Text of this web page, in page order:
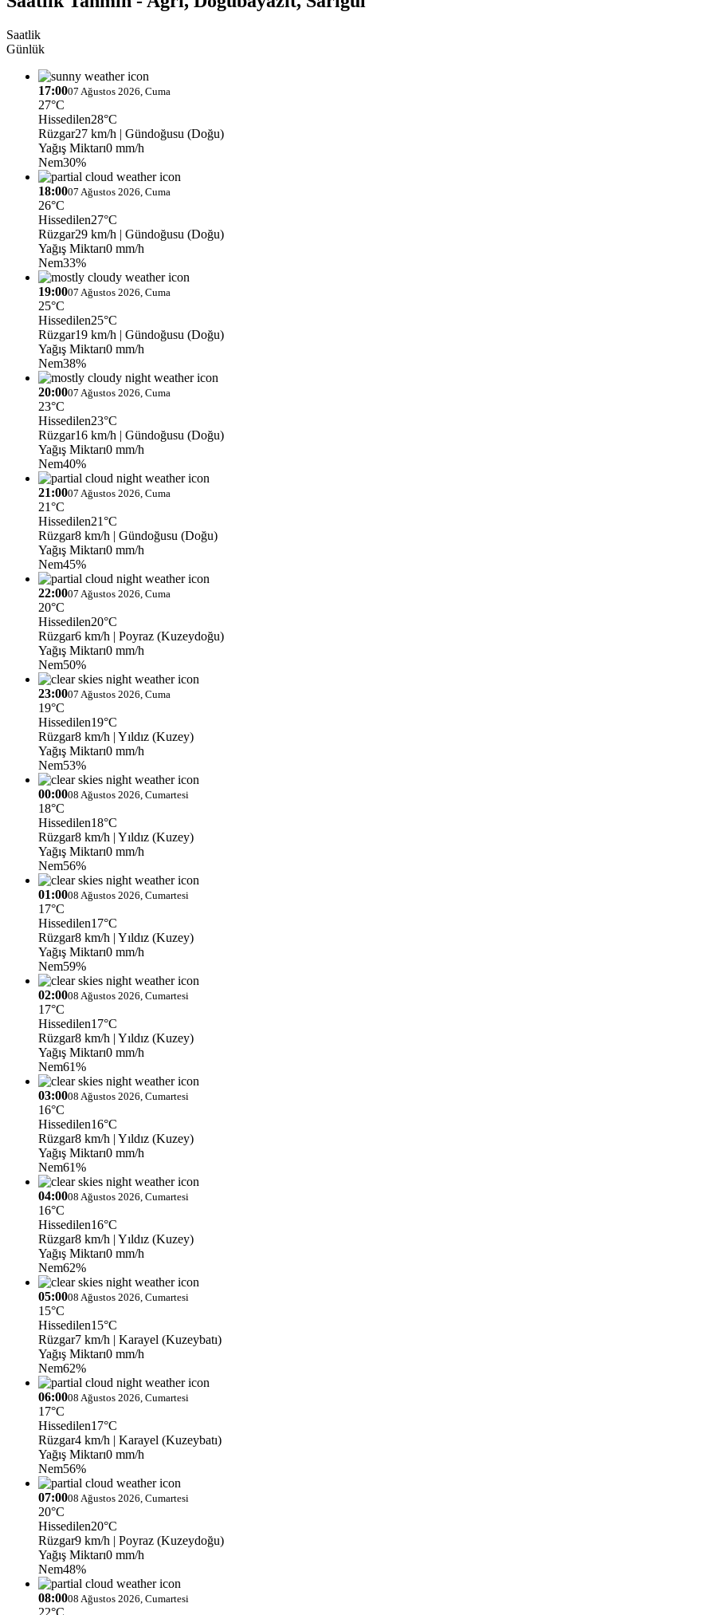
Saatlik
Günlük
17:0007 Ağustos 2026, Cuma
27°C
Hissedilen28°C
Rüzgar27 km/h | Gündoğusu (Doğu)
Yağış Miktarı0 mm/h
Nem30%
18:0007 Ağustos 2026, Cuma
26°C
Hissedilen27°C
Rüzgar29 km/h | Gündoğusu (Doğu)
Yağış Miktarı0 mm/h
Nem33%
19:0007 Ağustos 2026, Cuma
25°C
Hissedilen25°C
Rüzgar19 km/h | Gündoğusu (Doğu)
Yağış Miktarı0 mm/h
Nem38%
20:0007 Ağustos 2026, Cuma
23°C
Hissedilen23°C
Rüzgar16 km/h | Gündoğusu (Doğu)
Yağış Miktarı0 mm/h
Nem40%
21:0007 Ağustos 2026, Cuma
21°C
Hissedilen21°C
Rüzgar8 km/h | Gündoğusu (Doğu)
Yağış Miktarı0 mm/h
Nem45%
22:0007 Ağustos 2026, Cuma
20°C
Hissedilen20°C
Rüzgar6 km/h | Poyraz (Kuzeydoğu)
Yağış Miktarı0 mm/h
Nem50%
23:0007 Ağustos 2026, Cuma
19°C
Hissedilen19°C
Rüzgar8 km/h | Yıldız (Kuzey)
Yağış Miktarı0 mm/h
Nem53%
00:0008 Ağustos 2026, Cumartesi
18°C
Hissedilen18°C
Rüzgar8 km/h | Yıldız (Kuzey)
Yağış Miktarı0 mm/h
Nem56%
01:0008 Ağustos 2026, Cumartesi
17°C
Hissedilen17°C
Rüzgar8 km/h | Yıldız (Kuzey)
Yağış Miktarı0 mm/h
Nem59%
02:0008 Ağustos 2026, Cumartesi
17°C
Hissedilen17°C
Rüzgar8 km/h | Yıldız (Kuzey)
Yağış Miktarı0 mm/h
Nem61%
03:0008 Ağustos 2026, Cumartesi
16°C
Hissedilen16°C
Rüzgar8 km/h | Yıldız (Kuzey)
Yağış Miktarı0 mm/h
Nem61%
04:0008 Ağustos 2026, Cumartesi
16°C
Hissedilen16°C
Rüzgar8 km/h | Yıldız (Kuzey)
Yağış Miktarı0 mm/h
Nem62%
05:0008 Ağustos 2026, Cumartesi
15°C
Hissedilen15°C
Rüzgar7 km/h | Karayel (Kuzeybatı)
Yağış Miktarı0 mm/h
Nem62%
06:0008 Ağustos 2026, Cumartesi
17°C
Hissedilen17°C
Rüzgar4 km/h | Karayel (Kuzeybatı)
Yağış Miktarı0 mm/h
Nem56%
07:0008 Ağustos 2026, Cumartesi
20°C
Hissedilen20°C
Rüzgar9 km/h | Poyraz (Kuzeydoğu)
Yağış Miktarı0 mm/h
Nem48%
08:0008 Ağustos 2026, Cumartesi
22°C